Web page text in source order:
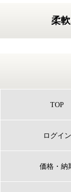
柔
TOP
ログイン
価格・納